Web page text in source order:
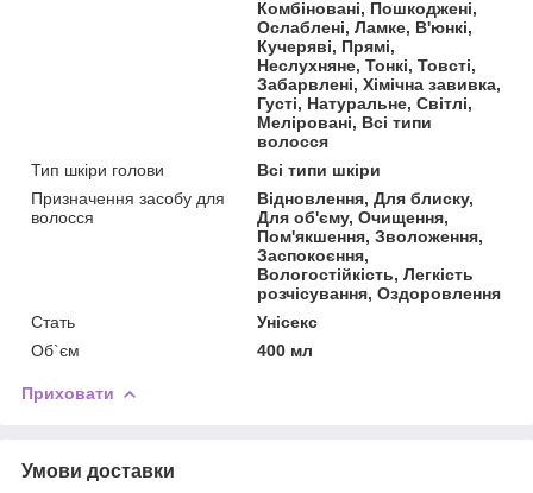
Комбіновані, Пошкоджені,
Ослаблені, Ламке, В'юнкі,
Кучеряві, Прямі,
Неслухняне, Тонкі, Товсті,
Забарвлені, Хімічна завивка,
Густі, Натуральне, Світлі,
Меліровані, Всі типи
волосся
Тип шкіри голови
Всі типи шкіри
Призначення засобу для
волосся
Відновлення, Для блиску,
Для об'єму, Очищення,
Пом'якшення, Зволоження,
Заспокоєння,
Вологостійкість, Легкість
розчісування, Оздоровлення
Стать
Унісекс
Об`єм
400 мл
Приховати
Умови доставки